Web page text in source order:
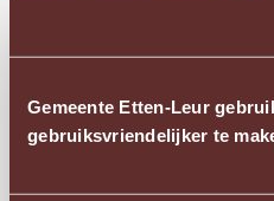
Gemeente Etten-Leur
gebruiksvriendelijker te